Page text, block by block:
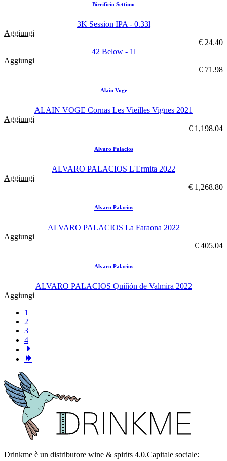
Birrificio Settimo
3K Session IPA - 0.33l
Aggiungi
€ 24.40
42 Below - 1l
Aggiungi
€ 71.98
Alain Voge
ALAIN VOGE Cornas Les Vieilles Vignes 2021
Aggiungi
€ 1,198.04
Alvaro Palacios
ALVARO PALACIOS L'Ermita 2022
Aggiungi
€ 1,268.80
Alvaro Palacios
ALVARO PALACIOS La Faraona 2022
Aggiungi
€ 405.04
Alvaro Palacios
ALVARO PALACIOS Quiñón de Valmira 2022
Aggiungi
1
2
3
4
Drinkme è un distributore wine & spirits 4.0.Capitale sociale: